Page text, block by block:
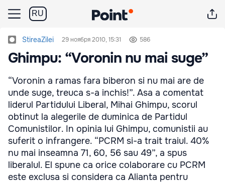
RU
StireaZilei 29 ноября 2010, 15:31 586
Ghimpu: “Voronin nu mai suge”
“Voronin a ramas fara biberon si nu mai are de
unde suge, treuca s-a inchis!”. Asa a comentat
liderul Partidului Liberal, Mihai Ghimpu, scorul
obtinut la alegerile de duminica de Partidul
Comunistilor. In opinia lui Ghimpu, comunistii au
suferit o infrangere. “PCRM si-a trait traiul. 40%
nu mai inseamna 71, 60, 56 sau 49”, a spus
liberalul. El spune ca orice colaborare cu PCRM
este exclusa si considera ca Alianta pentru